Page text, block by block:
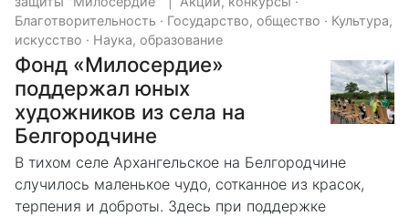
Благотворительность · Государство, общество · Культура,
искусство · Наука, образование
Фонд «Милосердие»
поддержал юных
художников из села на
Белгородчине
В тихом селе Архангельское на Белгородчине
случилось маленькое чудо, сотканное из красок,
терпения и доброты. Здесь при поддержке